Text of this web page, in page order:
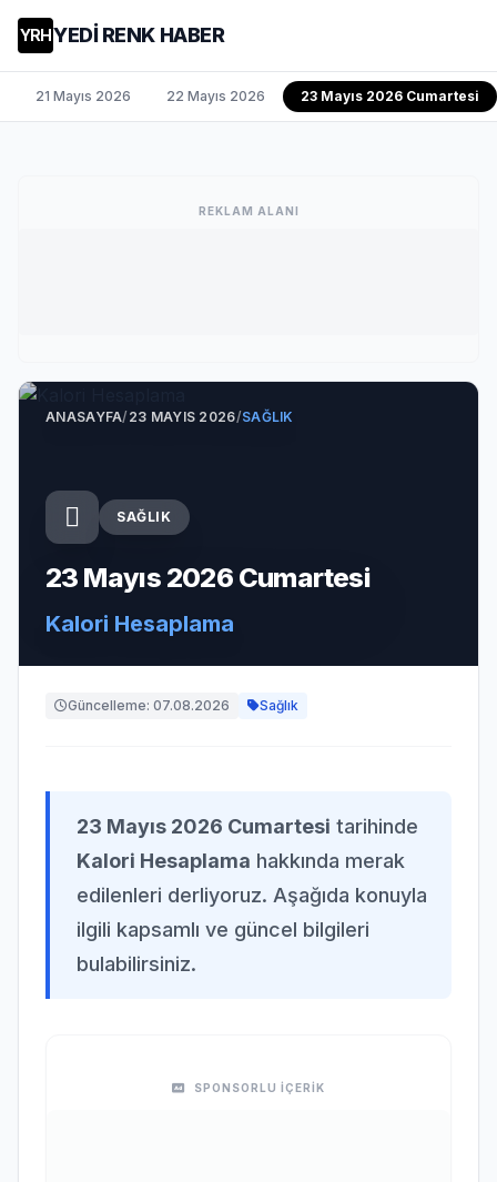
YRHYEDİ RENK HABER
21 Mayıs 2026 22 Mayıs 2026 23 Mayıs 2026 Cumartesi
REKLAM ALANI
ANASAYFA/23 MAYIS 2026/SAĞLIK
SAĞLIK
23 Mayıs 2026 Cumartesi
Kalori Hesaplama
Güncelleme: 07.08.2026 Sağlık
23 Mayıs 2026 Cumartesi tarihinde
Kalori Hesaplama hakkında merak
edilenleri derliyoruz. Aşağıda konuyla
ilgili kapsamlı ve güncel bilgileri
bulabilirsiniz.
SPONSORLU İÇERİK